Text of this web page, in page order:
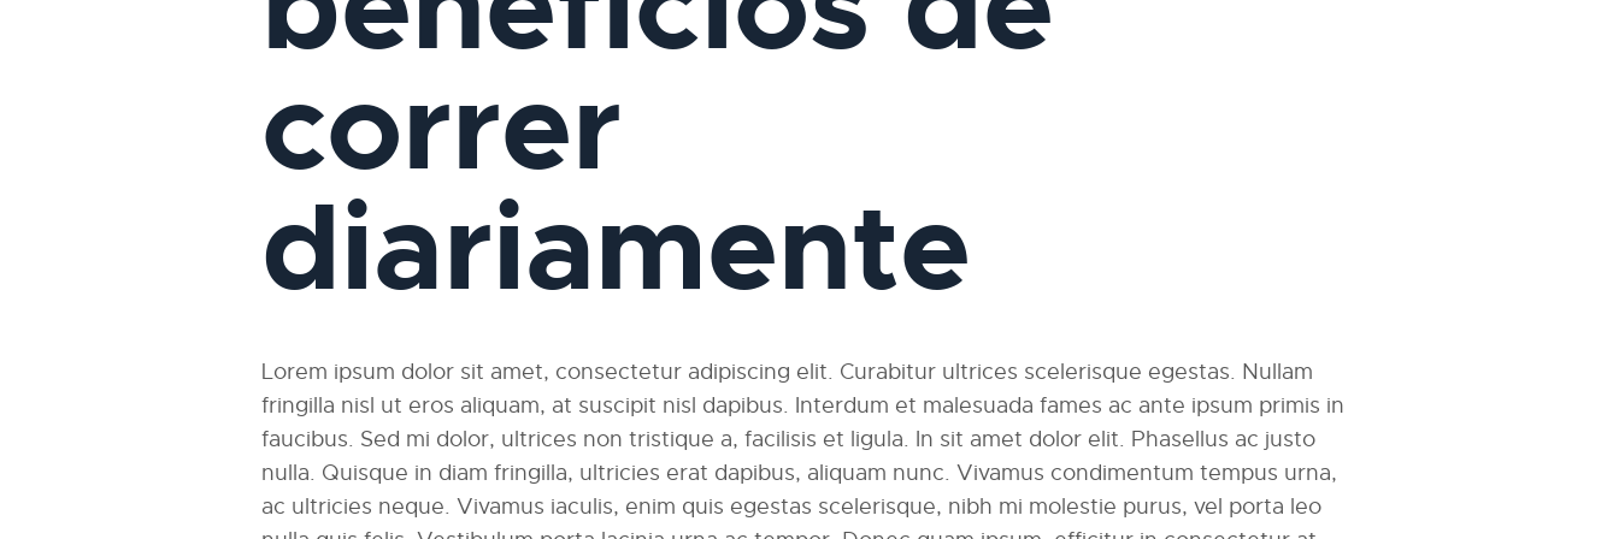
correr
diariamente
Lorem ipsum dolor sit amet, consectetur adipiscing elit. Curabitur ultrices scelerisque egestas. Nullam
fringilla nisl ut eros aliquam, at suscipit nisl dapibus. Interdum et malesuada fames ac ante ipsum primis in
faucibus. Sed mi dolor, ultrices non tristique a, facilisis et ligula. In sit amet dolor elit. Phasellus ac justo
nulla. Quisque in diam fringilla, ultricies erat dapibus, aliquam nunc. Vivamus condimentum tempus urna,
ac ultricies neque. Vivamus iaculis, enim quis egestas scelerisque, nibh mi molestie purus, vel porta leo